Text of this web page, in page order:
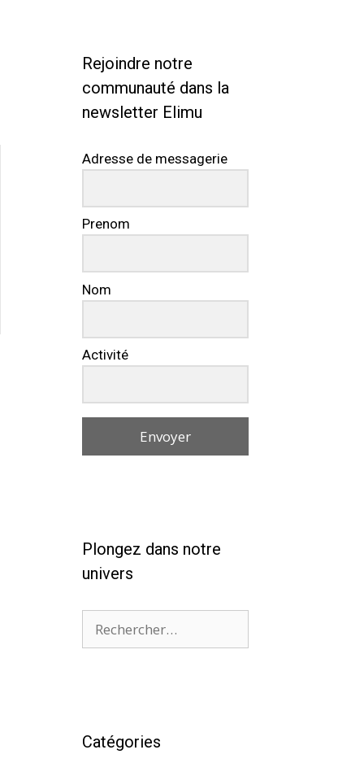
Rejoindre notre
communauté dans la
newsletter Elimu
Adresse de messagerie
Prenom
Nom
Activité
Envoyer
Plongez dans notre
univers
Catégories